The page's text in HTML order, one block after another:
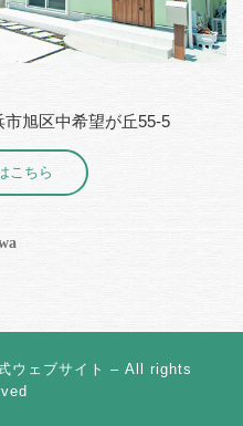
旭区中希望が丘55-5
こちら
ウェブサイト – All rights